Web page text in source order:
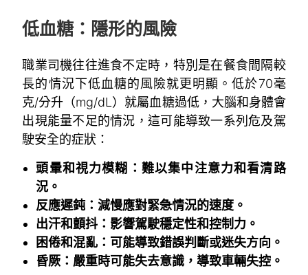
低血糖：隱形的風險
職業司機往往進食不定時，特別是在餐食間隔較
長的情況下低血糖的風險就更明顯。低於70毫
克/分升（mg/dL）就屬血糖過低，大腦和身體會
出現能量不足的情況，這可能導致一系列危及駕
駛安全的症狀：
頭暈和視力模糊：難以集中注意力和看清路
況。
反應遲鈍：減慢應對緊急情況的速度。
出汗和顫抖：影響駕駛穩定性和控制力。
困倦和混亂：可能導致錯誤判斷或迷失方向。
昏厥：嚴重時可能失去意識，導致車輛失控。